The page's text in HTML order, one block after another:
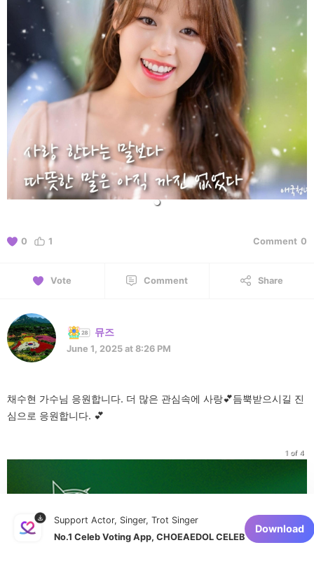
0 1 Comment 0
Vote Comment Share
뮤즈
June 1, 2025 at 8:26 PM
채수현 가수님 응원합니다. 더 많은 관심속에 사랑💕듬뿍받으시길 진
심으로 응원합니다. 💕
1 of 4
Support Actor, Singer, Trot Singer
No.1 Celeb Voting App, CHOEAEDOL CELEB
Download